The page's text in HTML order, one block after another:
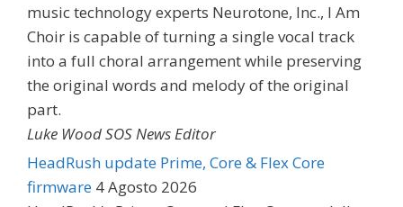
music technology experts Neurotone, Inc., I Am
Choir is capable of turning a single vocal track
into a full choral arrangement while preserving
the original words and melody of the original
part.
Luke Wood SOS News Editor
HeadRush update Prime, Core & Flex Core
firmware 4 Agosto 2026